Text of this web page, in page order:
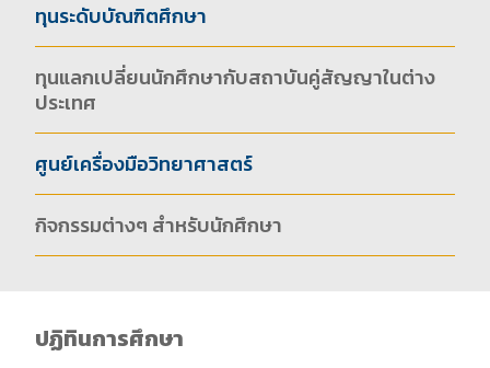
ทุนระดับบัณฑิตศึกษา
ทุนแลกเปลี่ยนนักศึกษากับสถาบันคู่สัญญาในต่าง
ประเทศ
ศูนย์เครื่องมือวิทยาศาสตร์
กิจกรรมต่างๆ สำหรับนักศึกษา
ปฏิทินการศึกษา